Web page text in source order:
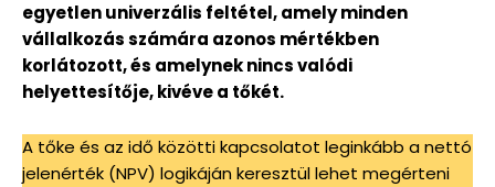
egyetlen univerzális feltétel, amely minden
vállalkozás számára azonos mértékben
korlátozott, és amelynek nincs valódi
helyettesítője, kivéve a tőkét.
A tőke és az idő közötti kapcsolatot leginkább a nettó
jelenérték (NPV) logikáján keresztül lehet megérteni